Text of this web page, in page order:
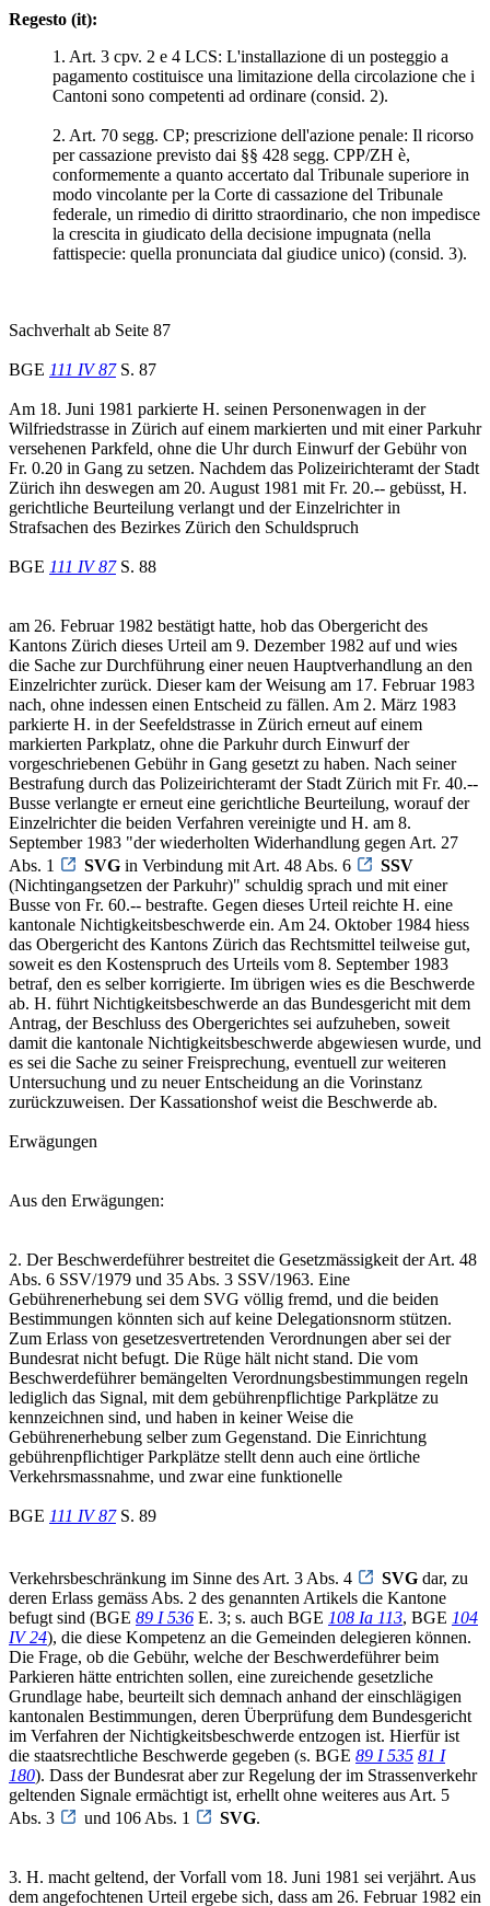
Regesto (it):
1. Art. 3 cpv. 2 e 4 LCS: L'installazione di un posteggio a
pagamento costituisce una limitazione della circolazione che i
Cantoni sono competenti ad ordinare (consid. 2).
2. Art. 70 segg. CP; prescrizione dell'azione penale: Il ricorso
per cassazione previsto dai §§ 428 segg. CPP/ZH è,
conformemente a quanto accertato dal Tribunale superiore in
modo vincolante per la Corte di cassazione del Tribunale
federale, un rimedio di diritto straordinario, che non impedisce
la crescita in giudicato della decisione impugnata (nella
fattispecie: quella pronunciata dal giudice unico) (consid. 3).
Sachverhalt ab Seite 87
BGE 111 IV 87S. 87
Am 18. Juni 1981 parkierte H. seinen Personenwagen in der
Wilfriedstrasse in Zürich auf einem markierten und mit einer Parkuhr
versehenen Parkfeld, ohne die Uhr durch Einwurf der Gebühr von
Fr. 0.20 in Gang zu setzen. Nachdem das Polizeirichteramt der Stadt
Zürich ihn deswegen am 20. August 1981 mit Fr. 20.-- gebüsst, H.
gerichtliche Beurteilung verlangt und der Einzelrichter in
Strafsachen des Bezirkes Zürich den Schuldspruch
BGE 111 IV 87S. 88
am 26. Februar 1982 bestätigt hatte, hob das Obergericht des
Kantons Zürich dieses Urteil am 9. Dezember 1982 auf und wies
die Sache zur Durchführung einer neuen Hauptverhandlung an den
Einzelrichter zurück. Dieser kam der Weisung am 17. Februar 1983
nach, ohne indessen einen Entscheid zu fällen. Am 2. März 1983
parkierte H. in der Seefeldstrasse in Zürich erneut auf einem
markierten Parkplatz, ohne die Parkuhr durch Einwurf der
vorgeschriebenen Gebühr in Gang gesetzt zu haben. Nach seiner
Bestrafung durch das Polizeirichteramt der Stadt Zürich mit Fr. 40.--
Busse verlangte er erneut eine gerichtliche Beurteilung, worauf der
Einzelrichter die beiden Verfahren vereinigte und H. am 8.
September 1983 "der wiederholten Widerhandlung gegen Art. 27
Abs. 1
SVG in Verbindung mit Art. 48 Abs. 6
SSV
(Nichtingangsetzen der Parkuhr)" schuldig sprach und mit einer
Busse von Fr. 60.-- bestrafte. Gegen dieses Urteil reichte H. eine
kantonale Nichtigkeitsbeschwerde ein. Am 24. Oktober 1984 hiess
das Obergericht des Kantons Zürich das Rechtsmittel teilweise gut,
soweit es den Kostenspruch des Urteils vom 8. September 1983
betraf, den es selber korrigierte. Im übrigen wies es die Beschwerde
ab. H. führt Nichtigkeitsbeschwerde an das Bundesgericht mit dem
Antrag, der Beschluss des Obergerichtes sei aufzuheben, soweit
damit die kantonale Nichtigkeitsbeschwerde abgewiesen wurde, und
es sei die Sache zu seiner Freisprechung, eventuell zur weiteren
Untersuchung und zu neuer Entscheidung an die Vorinstanz
zurückzuweisen. Der Kassationshof weist die Beschwerde ab.
Erwägungen
Aus den Erwägungen:
2. Der Beschwerdeführer bestreitet die Gesetzmässigkeit der Art. 48
Abs. 6 SSV/1979 und 35 Abs. 3 SSV/1963. Eine
Gebührenerhebung sei dem SVG völlig fremd, und die beiden
Bestimmungen könnten sich auf keine Delegationsnorm stützen.
Zum Erlass von gesetzesvertretenden Verordnungen aber sei der
Bundesrat nicht befugt. Die Rüge hält nicht stand. Die vom
Beschwerdeführer bemängelten Verordnungsbestimmungen regeln
lediglich das Signal, mit dem gebührenpflichtige Parkplätze zu
kennzeichnen sind, und haben in keiner Weise die
Gebührenerhebung selber zum Gegenstand. Die Einrichtung
gebührenpflichtiger Parkplätze stellt denn auch eine örtliche
Verkehrsmassnahme, und zwar eine funktionelle
BGE 111 IV 87S. 89
Verkehrsbeschränkung im Sinne des Art. 3 Abs. 4 SVG dar, zu
deren Erlass gemäss Abs. 2 des genannten Artikels die Kantone
befugt sind (BGE 89 I 536 E. 3; s. auch BGE 108 Ia 113, BGE 104
IV 24), die diese Kompetenz an die Gemeinden delegieren können.
Die Frage, ob die Gebühr, welche der Beschwerdeführer beim
Parkieren hätte entrichten sollen, eine zureichende gesetzliche
Grundlage habe, beurteilt sich demnach anhand der einschlägigen
kantonalen Bestimmungen, deren Überprüfung dem Bundesgericht
im Verfahren der Nichtigkeitsbeschwerde entzogen ist. Hierfür ist
die staatsrechtliche Beschwerde gegeben (s. BGE 89 I 535 81 I
180). Dass der Bundesrat aber zur Regelung der im Strassenverkehr
geltenden Signale ermächtigt ist, erhellt ohne weiteres aus Art. 5
Abs. 3
und 106 Abs. 1 SVG.
3. H. macht geltend, der Vorfall vom 18. Juni 1981 sei verjährt. Aus
dem angefochtenen Urteil ergebe sich, dass am 26. Februar 1982 ein